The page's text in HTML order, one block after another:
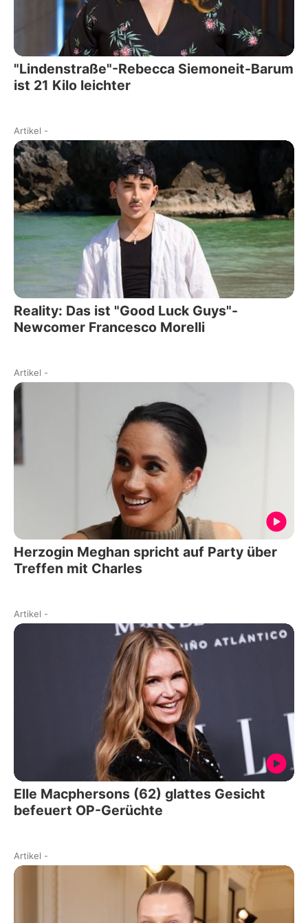
"Lindenstraße"-Rebecca Siemoneit-Barum
ist 21 Kilo leichter
Artikel -
Reality: Das ist "Good Luck Guys"-
Newcomer Francesco Morelli
Artikel -
Herzogin Meghan spricht auf Party über
Treffen mit Charles
Artikel -
Elle Macphersons (62) glattes Gesicht
befeuert OP-Gerüchte
Artikel -